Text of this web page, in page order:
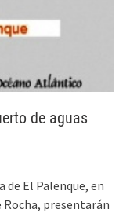
de aguas
de El Palenque, en
presentarán